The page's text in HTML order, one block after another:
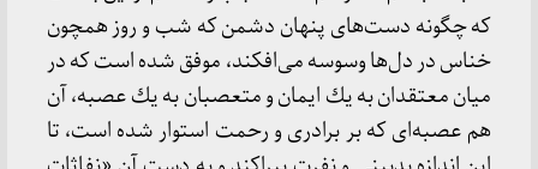
كه چگونه دست‌های پنهان دشمن كه شب و روز همچون
خناس در دل‌ها وسوسه می‌افكند، موفق شده است كه در
میان معتقدان به یك ایمان و متعصبان به یك عصبه، آن
هم عصبه‌ای كه بر برادری و رحمت استوار شده است، تا